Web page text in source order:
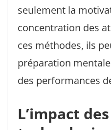
seulement la
concentration des
ces méthodes, ils
préparation
des performances
L’impact